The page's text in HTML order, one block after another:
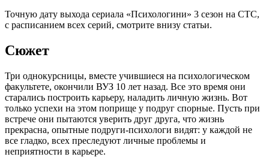
Точную дату выхода сериала «Психологини» 3 сезон на СТС,
с расписанием всех серий, смотрите внизу статьи.
Сюжет
Три однокурсницы, вместе учившиеся на психологическом
факультете, окончили ВУЗ 10 лет назад. Все это время они
старались построить карьеру, наладить личную жизнь. Вот
только успехи на этом поприще у подруг спорные. Пусть при
встрече они пытаются уверить друг друга, что жизнь
прекрасна, опытные подруги-психологи видят: у каждой не
все гладко, всех преследуют личные проблемы и
неприятности в карьере.